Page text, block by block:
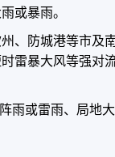
或暴雨。
、防城港等市及
雷暴大风等强对
雨或雷雨、局地